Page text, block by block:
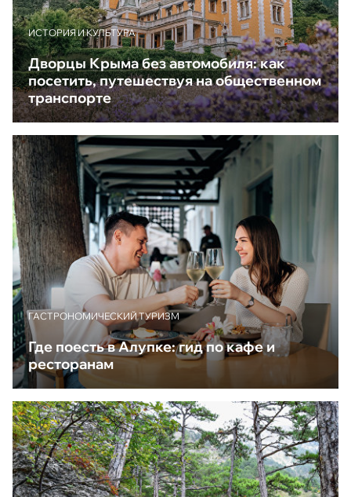
ИСТОРИЯ И КУЛЬТУРА
Дворцы Крыма без автомобиля: как
посетить, путешествуя на общественном
транспорте
ГАСТРОНОМИЧЕСКИЙ ТУРИЗМ
Где поесть в Алупке: гид по кафе и
ресторанам